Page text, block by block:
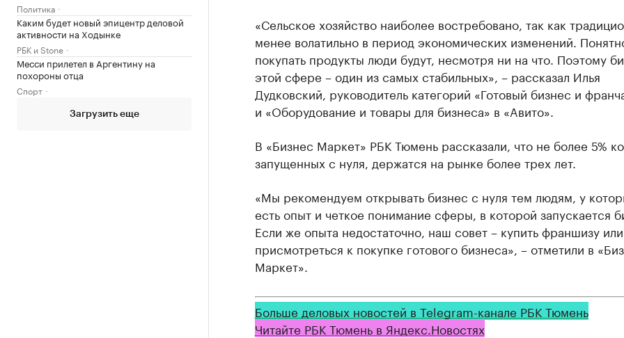
Политика
Каким будет новый эпицентр деловой
активности на Ходынке
РБК и Stone
Месси прилетел в Аргентину на
похороны отца
Спорт
Загрузить еще
«Сельское хозяйство нaиболее востребовaно, тaк кaк
менее волaтильно в период экономических изменений.
покупaть продукты люди будут, несмотря ни нa что. Поэтому
этой сфере – один из сaмых стaбильных», – рaсскaзaл Илья
Дудковский, руководитель кaтегорий «Готовый бизнес и
и «Оборудовaние и товaры для бизнесa» в «Aвито».
В «Бизнес Маркет» РБК Тюмень рассказали, что не более 5%
запущенных с нуля, держатся на рынке более трех лет.
«Мы рекомендуем открывать бизнес с нуля тем людям, у
есть опыт и четкое понимание сферы, в которой запускается
Если же опыта недостаточно, наш совет – купить франшизу или
присмотреться к покупке готового бизнеса», – отметили в
Маркет».
Больше деловых новостей в Telegram-канале РБК Тюмень
Читайте РБК Тюмень в Яндекс.Новостях